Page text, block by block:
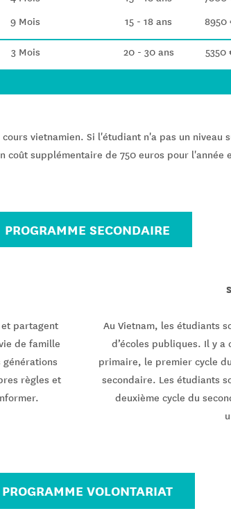
9 Mois 15 - 18 ans 8950
3 Mois 20 - 30 ans 5350
vietnamien. Si l'étudiant n'a pas un niveau
coût supplémentaire de 750 euros pour l'année
PROGRAMME SECONDAIRE
partagent
de famille
règles et
Au Vietnam, les étudiants
d’écoles publiques. Il y
primaire, le premier cycle
secondaire. Les étudiants
deuxième cycle du
PROGRAMME VOLONTARIAT